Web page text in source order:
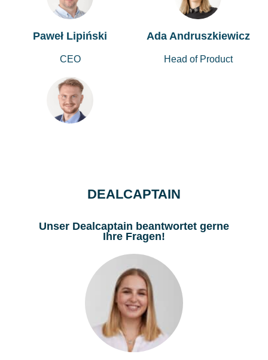
Paweł Lipiński
CEO
Ada Andruszkiewicz
Head of Product
DEALCAPTAIN
Unser Dealcaptain beantwortet gerne
Ihre Fragen!